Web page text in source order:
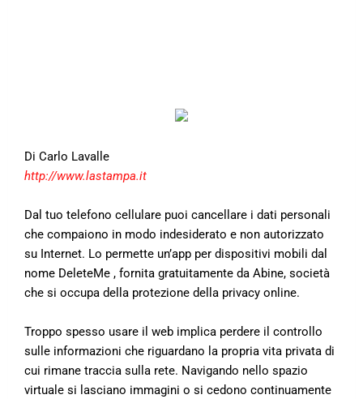
Di Carlo Lavalle
http://www.lastampa.it
Dal tuo telefono cellulare puoi cancellare i dati personali
che compaiono in modo indesiderato e non autorizzato
su Internet. Lo permette un’app per dispositivi mobili dal
nome DeleteMe , fornita gratuitamente da Abine, società
che si occupa della protezione della privacy online.
Troppo spesso usare il web implica perdere il controllo
sulle informazioni che riguardano la propria vita privata di
cui rimane traccia sulla rete. Navigando nello spazio
virtuale si lasciano immagini o si cedono continuamente